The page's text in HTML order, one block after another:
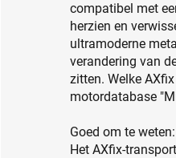
compatibel met
herzien en
ultramoderne
verandering van
zitten. Welke
motordatabase
Goed om te weten:
Het AXfix-